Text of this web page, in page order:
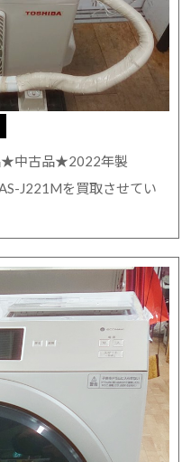
★中古品★2022年製
J221Mを買取させてい